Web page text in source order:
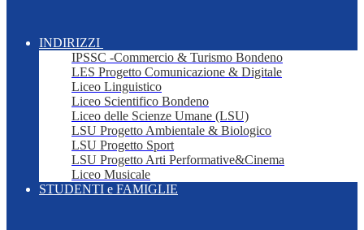
INDIRIZZI
IPSSC -Commercio & Turismo Bondeno
LES Progetto Comunicazione & Digitale
Liceo Linguistico
Liceo Scientifico Bondeno
Liceo delle Scienze Umane (LSU)
LSU Progetto Ambientale & Biologico
LSU Progetto Sport
LSU Progetto Arti Performative&Cinema
Liceo Musicale
STUDENTI e FAMIGLIE